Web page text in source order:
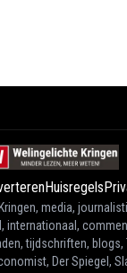
Huisregels
media,
internationaal,
tijdschriften, blogs,
Der Spiegel,